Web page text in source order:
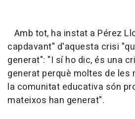
Amb tot, ha instat a Pérez
capdavant" d'aquesta crisi
generat": "I sí ho dic, és una
generat perquè moltes de les
la comunitat educativa són
mateixos han generat".